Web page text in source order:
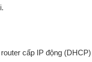
cấp IP động